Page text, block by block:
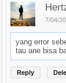
7/04/
yang error
tau ane bisa
Reply